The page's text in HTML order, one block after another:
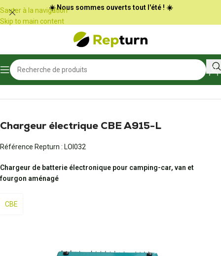
Panneau de gestion des cookies
Sauter à la navigation
Skip to main content
☀️ Nous sommes ouverts tout l'été ! ☀️
Accueil Bloc électrique et chargeur de batterie
Chargeur électrique CBE A915-L
Référence Repturn : LOI032
Chargeur de batterie électronique pour camping-car, van et
fourgon aménagé
CBE